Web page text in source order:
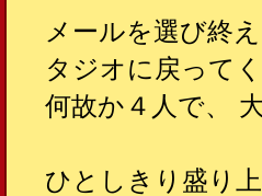
メールを選び終
タジオに戻って
何故か４人で、
ひとしきり盛り